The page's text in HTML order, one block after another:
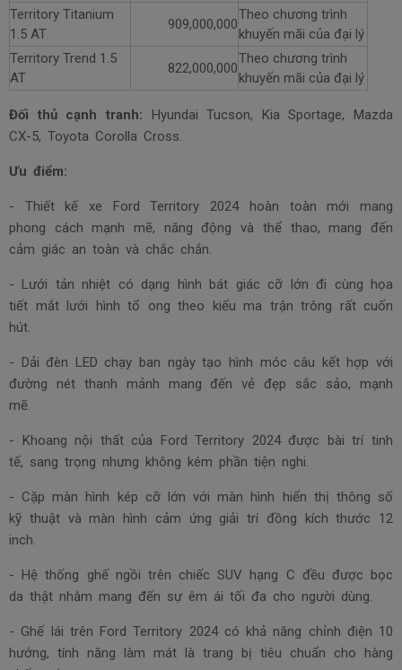
Territory Titanium
1.5 AT
909,000,000
Theo chương trình
khuyến mãi của đại lý
Territory Trend 1.5
AT
822,000,000
Theo chương trình
khuyến mãi của đại lý
Đối thủ cạnh tranh:
Hyundai Tucson, Kia Sportage, Mazda
CX-5, Toyota Corolla Cross.
Ưu điểm:
- Thiết kế xe Ford Territory 2024 hoàn toàn mới mang
phong cách mạnh mẽ, năng động và thể thao, mang đến
cảm giác an toàn và chắc chắn.
- Lưới tản nhiệt có dạng hình bát giác cỡ lớn đi cùng họa
tiết mắt lưới hình tổ ong theo kiểu ma trận trông rất cuốn
hút.
- Dải đèn LED chạy ban ngày tạo hình móc câu kết hợp với
đường nét thanh mảnh mang đến vẻ đẹp sắc sảo, mạnh
mẽ.
- Khoang nội thất của Ford Territory 2024 được bài trí tinh
tế, sang trọng nhưng không kém phần tiện nghi.
- Cặp màn hình kép cỡ lớn với màn hình hiển thị thông số
kỹ thuật và màn hình cảm ứng giải trí đồng kích thước 12
inch.
- Hệ thống ghế ngồi trên chiếc SUV hạng C đều được bọc
da thật nhằm mang đến sự êm ái tối đa cho người dùng.
- Ghế lái trên Ford Territory 2024 có khả năng chỉnh điện 10
hướng, tính năng làm mát là trang bị tiêu chuẩn cho hàng